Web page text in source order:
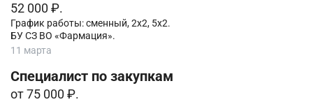
52 000 ₽.
График работы: сменный, 2х2, 5х2.
БУ СЗ ВО «Фармация».
11 марта
Специалист по закупкам
от 75 000 ₽.